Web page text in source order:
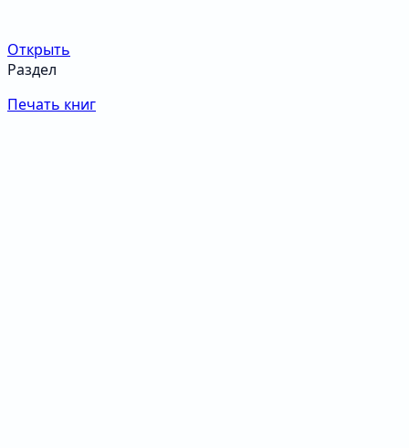
Открыть
Раздел
Печать книг